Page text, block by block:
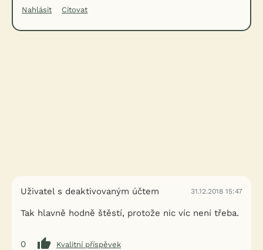
Nahlásit
Citovat
Uživatel s deaktivovaným účtem 31.12.2018 15:47
Tak hlavně hodně štěstí, protože nic víc není třeba.
0
Kvalitní příspěvek